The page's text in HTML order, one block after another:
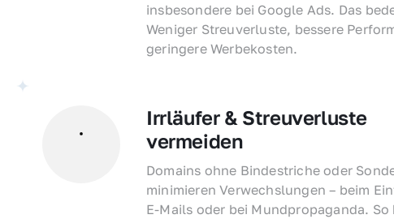
insbesondere bei Google Ads. Das
Weniger Streuverluste, bessere
geringere Werbekosten.
Irrläufer & Streuverluste
vermeiden
Domains ohne Bindestriche oder
minimieren Verwechslungen – beim
E-Mails oder bei Mundpropaganda. So